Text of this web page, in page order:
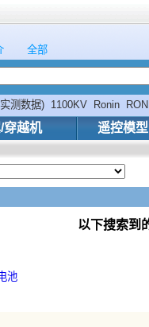
全部
测数据) 1100KV Ronin
hobbywing
穿越机 遥控模型
以下搜索到
池